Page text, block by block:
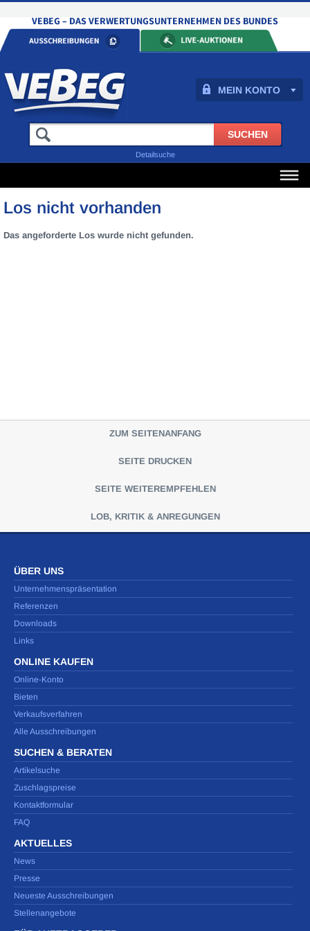
MEIN KONTO
Detailsuche
Los nicht vorhanden
Das angeforderte Los wurde nicht gefunden.
ZUM SEITENANFANG
SEITE DRUCKEN
SEITE WEITEREMPFEHLEN
LOB, KRITIK & ANREGUNGEN
ÜBER UNS
Unternehmenspräsentation
Referenzen
Downloads
Links
ONLINE KAUFEN
Online-Konto
Bieten
Verkaufsverfahren
Alle Ausschreibungen
SUCHEN & BERATEN
Artikelsuche
Zuschlagspreise
Kontaktformular
FAQ
AKTUELLES
News
Presse
Neueste Ausschreibungen
Stellenangebote